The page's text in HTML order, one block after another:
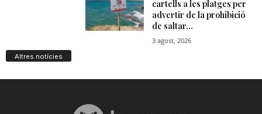
Altres notícies